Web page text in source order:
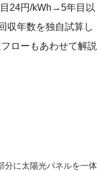
24円/kWh→5年目以
収年数を独自試算し
ローもあわせて解説
分に太陽光パネルを一体